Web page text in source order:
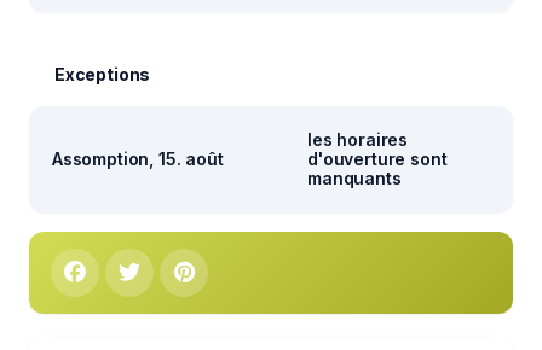
Exceptions
Assomption, 15. août
les horaires
d'ouverture sont
manquants